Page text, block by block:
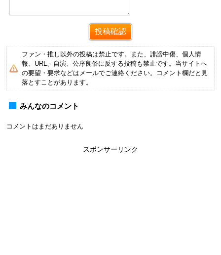
ファン・推し以外の投稿は禁止です。また、誹謗中傷、個人情
報、URL、自演、公序良俗に反する投稿も禁止です。当サイトへ
の要望・要求などはメールでご連絡ください。コメント欄だと見
落とすことがあります。
みんなのコメント
コメントはまだありません
スポンサーリンク